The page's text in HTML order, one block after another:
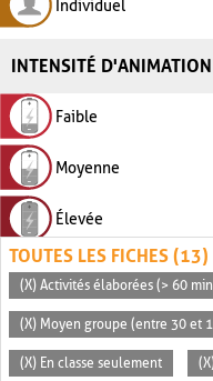
Individuel
INTENSITÉ D'ANIMATION
Faible
Moyenne
Élevée
TOUTES LES FICHES (13)
(X) Activités élaborées (> 60
(X) Moyen groupe (entre 30 et
(X) En classe seulement